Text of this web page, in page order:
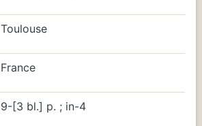
Toulouse
France
9-[3 bl.] p. ; in-4